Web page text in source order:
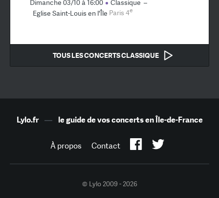
Dimanche 03/10 à 16:00 Classique –
Eglise Saint-Louis en l'Île Paris 4e
TOUS LES CONCERTS CLASSIQUE
Lylo.fr— le guide de vos concerts en Île-de-France
À propos Contact
© Lylo 2009 - 2026